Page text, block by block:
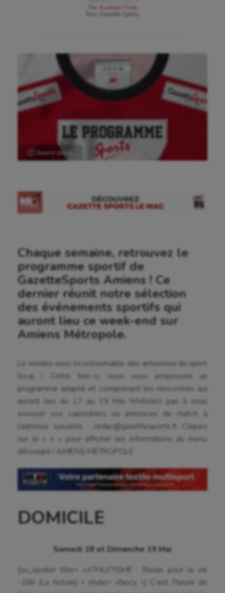
Par
Aurélien Finet
Gazette Sports
Ⓒ Gazette Sports
Chaque semaine, retrouvez le
programme sportif de
GazetteSports Amiens ! Ce
dernier réunit notre sélection
des événements sportifs qui
auront lieu ce week-end sur
Amiens Métropole.
Le rendez-vous incontournable des amoureux du sport
local ! Cette fois-ci, nous vous proposons un
programme adapté et comprenant les rencontres qui
auront lieu du 17 au 19 Mai. N’hésitez pas à nous
envoyer vos calendriers ou annonces de match à
l’adresse suivante : redac@gazettesports.fr Cliquez
sur le « + » pour afficher les informations du menu
déroulant ! AMIENS MÉTROPOLE
DOMICILE
Samedi 18 et Dimanche 19 Mai
[su_spoiler title= »ATHLETISME : Relais pour la vie
-16h (La hotoie) » style= »fancy »] C’est l’heure de